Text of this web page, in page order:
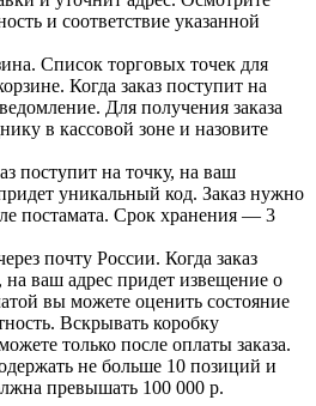
и соответствие указанной
Список торговых точек для
Когда заказ поступит на
Для получения заказа
в кассовой зоне и назовите
поступит на точку, на ваш
уникальный код. Заказ нужно
постамата. Срок хранения — 3
почту России. Когда заказ
на ваш адрес придет извещение о
вы можете оценить состояние
Вскрывать коробку
только после оплаты заказа.
не больше 10 позиций и
превышать 100 000 р.